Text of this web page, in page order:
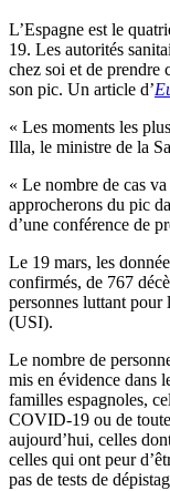
L’Espagne est le
19. Les autorités
chez soi et de prendre
son pic. Un article d’
« Les moments les
Illa, le ministre de la
« Le nombre de cas
approcherons du pic
d’une conférence de
Le 19 mars, les
confirmés, de 767
personnes luttant pour
(USI).
Le nombre de
mis en évidence dans
familles espagnoles,
COVID-19 ou de
aujourd’hui, celles
celles qui ont peur
pas de tests de